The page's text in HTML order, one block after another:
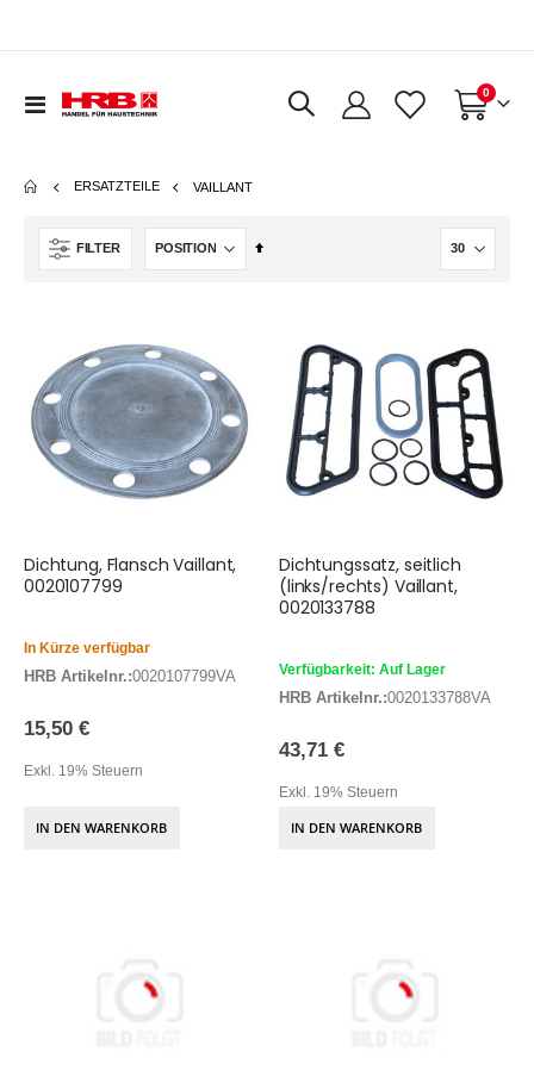
Navigation
Warenkorb
0Artikel
ERSATZTEILE VAILLANT
FILTER
In
Dichtung, Flansch Vaillant,
0020107799
In Kürze verfügbar
HRB Artikelnr.:0020107799VA
15,50 €
Exkl. 19% Steuern
IN DEN WARENKORB
Dichtungssatz, seitlich
(links/rechts) Vaillant,
0020133788
Verfügbarkeit: Auf Lager
HRB Artikelnr.:0020133788VA
43,71 €
Exkl. 19% Steuern
IN DEN WARENKORB